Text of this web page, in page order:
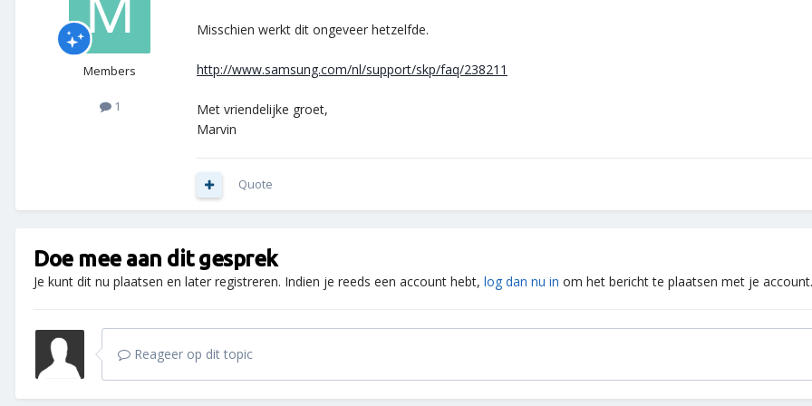
Members
1
Misschien werkt dit ongeveer hetzelfde.
http://www.samsung.com/nl/support/skp/faq/238211
Met vriendelijke groet,
Marvin
Quote
Doe mee aan dit gesprek
Je kunt dit nu plaatsen en later registreren. Indien je reeds een account hebt, log dan nu in om het bericht te plaatsen met je account.
Reageer op dit topic